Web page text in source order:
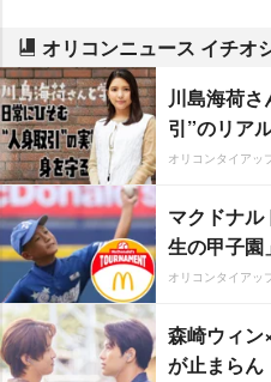
オリコンニュース イチオ
川島海荷
引”のリア
オリコンタイアッ
マクドナ
生の甲子園
オリコンタイアッ
森崎ウィン
が止まらん